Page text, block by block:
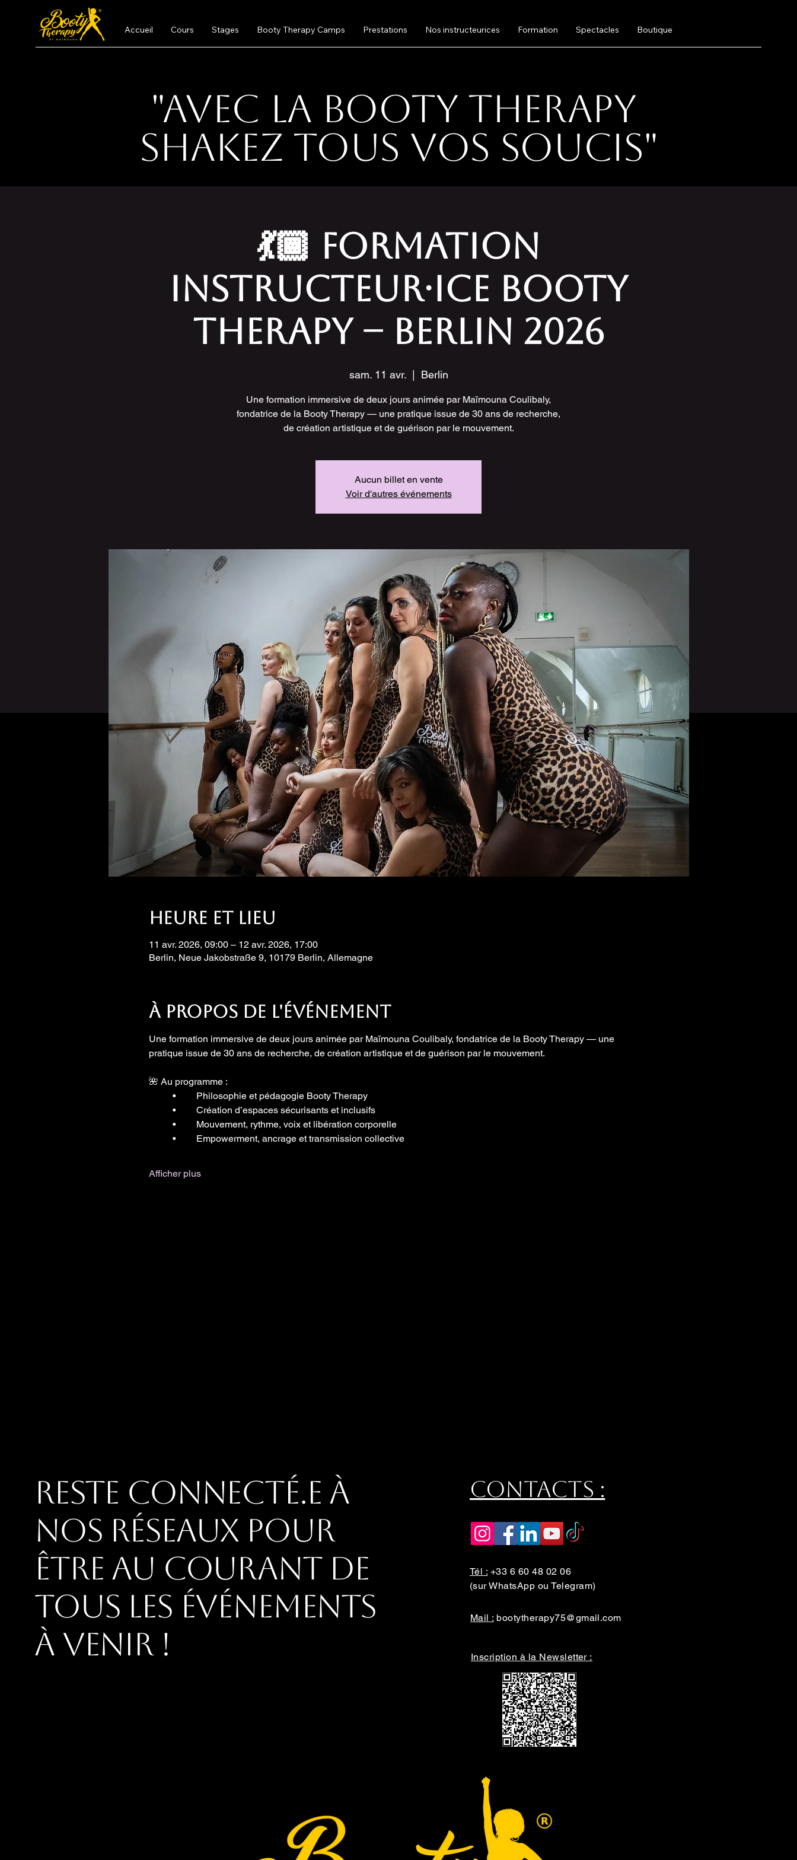
Accueil Cours Stages Booty Therapy Camps Prestations Nos instructeurices Formation Spectacles Boutique
"Avec la Booty Therapy
Shakez tous vos soucis"
💃🏾 FORMATION
INSTRUCTEUR·ICE BOOTY
THERAPY – BERLIN 2026
sam. 11 avr.
  |
Berlin
Une formation immersive de deux jours animée par Maïmouna Coulibaly,
fondatrice de la Booty Therapy — une pratique issue de 30 ans de recherche,
de création artistique et de guérison par le mouvement.
Aucun billet en vente
Voir d'autres événements
Heure et lieu
11 avr. 2026, 09:00 – 12 avr. 2026, 17:00
Berlin, Neue Jakobstraße 9, 10179 Berlin, Allemagne
À propos de l'événement
Une formation immersive de deux jours animée par Maïmouna Coulibaly, fondatrice de la Booty Therapy — une
pratique issue de 30 ans de recherche, de création artistique et de guérison par le mouvement.
🌺 Au programme :
	•	Philosophie et pédagogie Booty Therapy
	•	Création d’espaces sécurisants et inclusifs
	•	Mouvement, rythme, voix et libération corporelle
	•	Empowerment, ancrage et transmission collective
Afficher plus
Reste connecté.e à
nos réseaux pour
être au courant de
tous les événements
à venir !
Contacts :
Tél : +33 6 60 48 02 06
(sur WhatsApp ou Telegram)
Mail : bootytherapy75@gmail.com
Inscription à la Newsletter :